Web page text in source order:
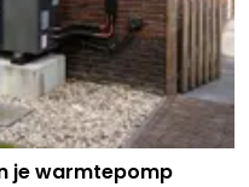
je warmtepomp